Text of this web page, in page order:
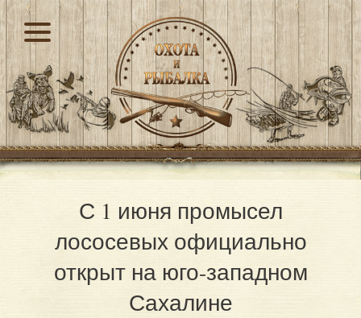
С 1 июня промысел
лососевых официально
открыт на юго-западном
Сахалине